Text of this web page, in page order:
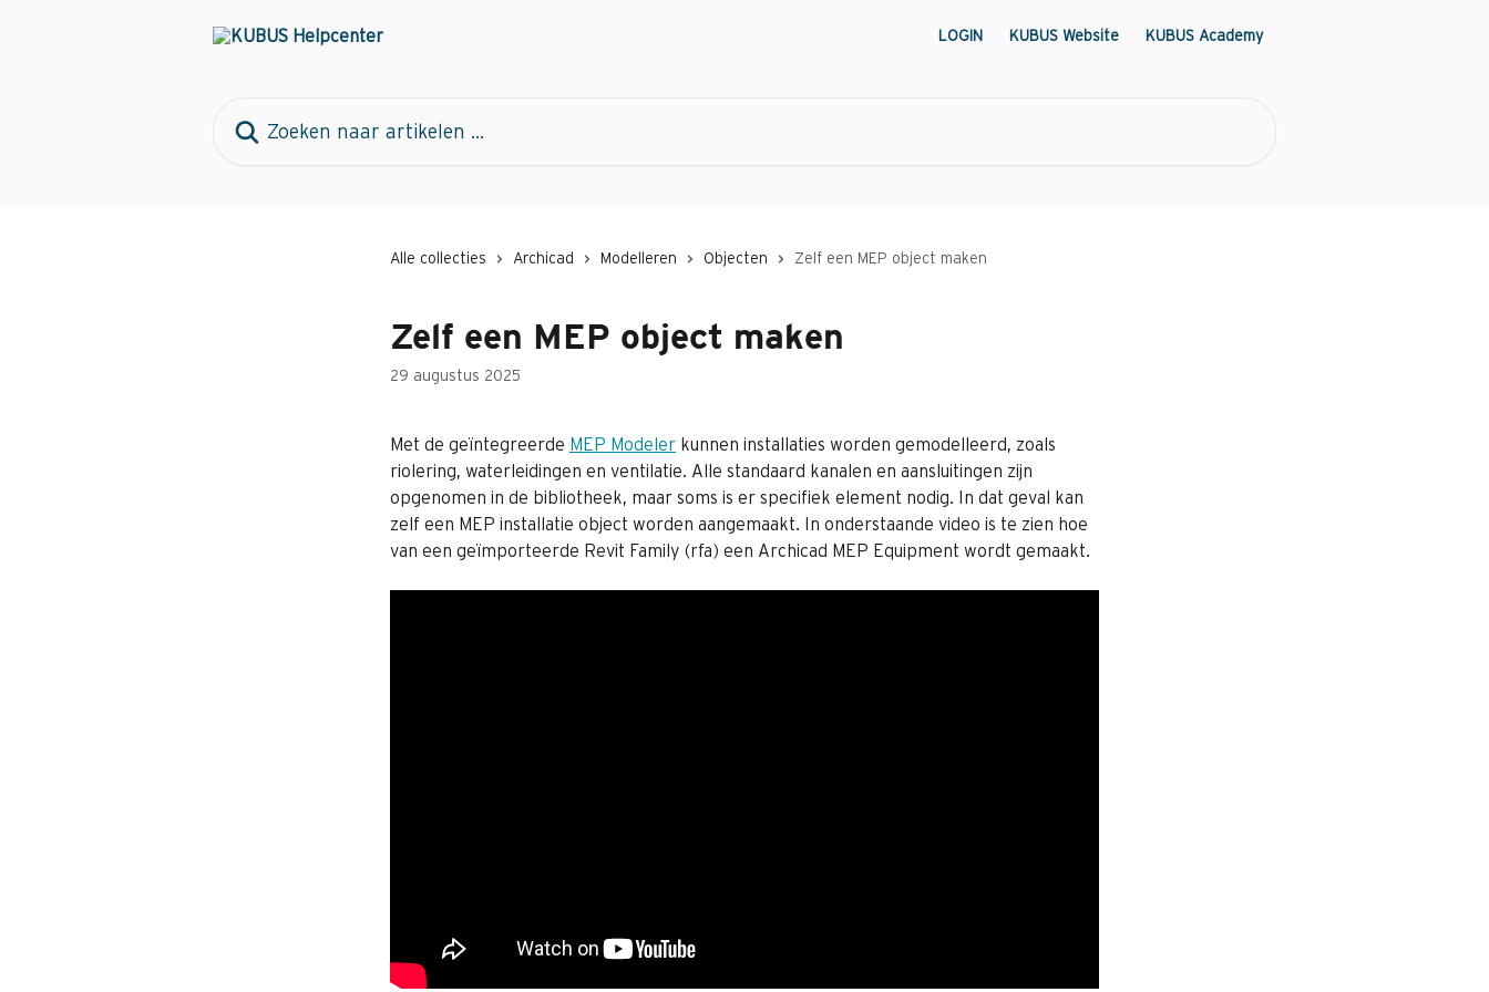
LOGIN KUBUS Website KUBUS Academy
Alle collecties Archicad Modelleren Objecten Zelf een MEP object maken
Zelf een MEP object maken
29 augustus 2025
Met de geïntegreerde MEP Modeler kunnen installaties worden gemodelleerd, zoals
riolering, waterleidingen en ventilatie. Alle standaard kanalen en aansluitingen zijn
opgenomen in de bibliotheek, maar soms is er specifiek element nodig. In dat geval kan
zelf een MEP installatie object worden aangemaakt. In onderstaande video is te zien hoe
van een geïmporteerde Revit Family (rfa) een Archicad MEP Equipment wordt gemaakt.